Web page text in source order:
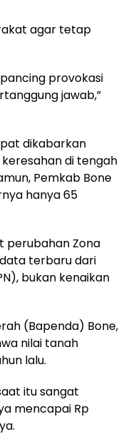
agar tetap
provokasi
jawab,”
dikabarkan
di tengah
Pemkab Bone
hanya 65
perubahan Zona
terbaru dari
bukan kenaikan
(Bapenda) Bone,
nilai tanah
lalu.
itu sangat
mencapai Rp